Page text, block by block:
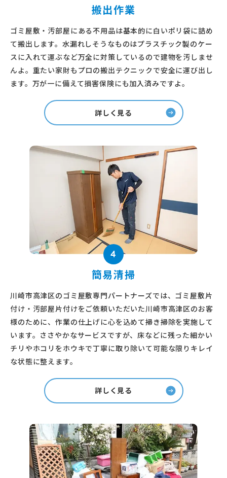
搬出作業
ゴミ屋敷・汚部屋にある不用品は基本的に白いポリ袋に詰め
て搬出します。水漏れしそうなものはプラスチック製のケー
スに入れて運ぶなど万全に対策しているので建物を汚しませ
んよ。重たい家財もプロの搬出テクニックで安全に運び出し
ます。万が一に備えて損害保険にも加入済みですよ。
詳しく見る
4
簡易清掃
川崎市高津区のゴミ屋敷専門パートナーズでは、ゴミ屋敷片
付け・汚部屋片付けをご依頼いただいた川崎市高津区のお客
様のために、作業の仕上げに心を込めて掃き掃除を実施して
います。ささやかなサービスですが、床などに残った細かい
チリやホコリをホウキで丁寧に取り除いて可能な限りキレイ
な状態に整えます。
詳しく見る